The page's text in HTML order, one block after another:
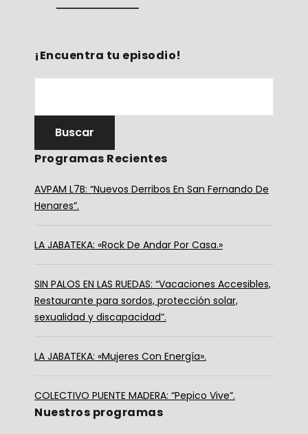
¡Encuentra tu episodio!
Programas Recientes
AVPAM L7B: “Nuevos Derribos En San Fernando De
Henares”.
LA JABATEKA: «Rock De Andar Por Casa.»
SIN PALOS EN LAS RUEDAS: “Vacaciones Accesibles,
Restaurante para sordos, protección solar,
sexualidad y discapacidad”.
LA JABATEKA: «Mujeres Con Energía».
COLECTIVO PUENTE MADERA: “Pepico Vive”.
Nuestros programas